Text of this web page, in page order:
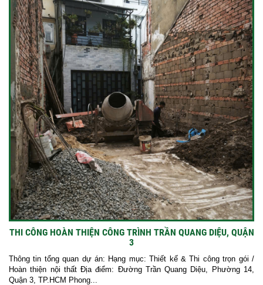
THI CÔNG HOÀN THIỆN CÔNG TRÌNH TRẦN QUANG DIỆU, QUẬN
3
Thông tin tổng quan dự án: Hạng mục: Thiết kế & Thi công trọn gói /
Hoàn thiện nội thất Địa điểm: Đường Trần Quang Diệu, Phường 14,
Quận 3, TP.HCM Phong...